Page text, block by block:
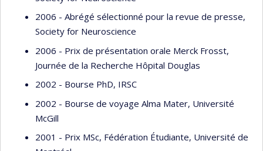
2006 - Abrégé sélectionné pour la revue de presse,
Society for Neuroscience
2006 - Prix de présentation orale Merck Frosst,
Journée de la Recherche Hôpital Douglas
2002 - Bourse PhD, IRSC
2002 - Bourse de voyage Alma Mater, Université
McGill
2001 - Prix MSc, Fédération Étudiante, Université de